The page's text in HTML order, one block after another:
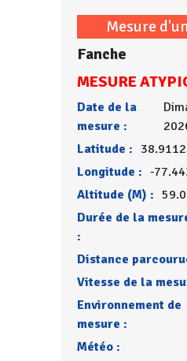
Mesure
Fanche
MESURE
Date de la
mesure :
Latitude :
Longitude : -
Altitude (M) : 59.0
Durée de la
:
Distance
Vitesse de la
Environnement de
mesure :
Météo :